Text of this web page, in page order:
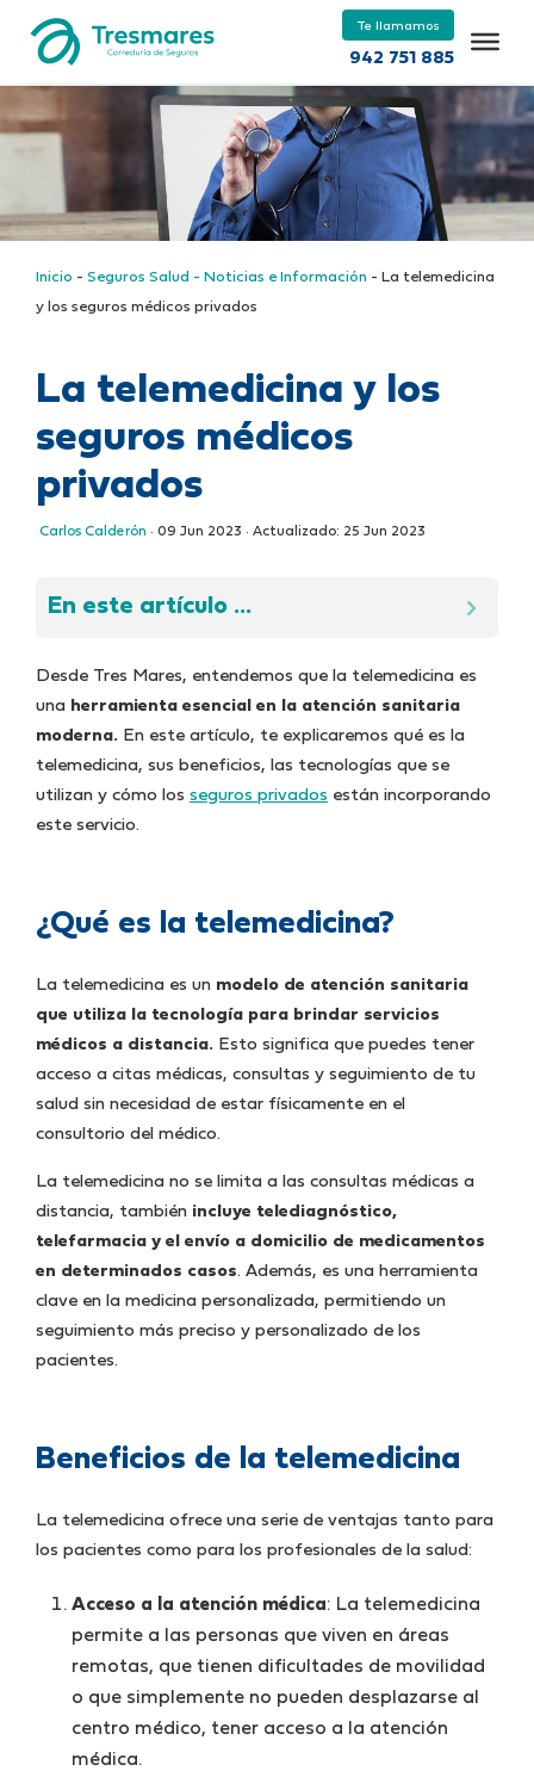
Te llamamos
942 751 885
Inicio - Seguros Salud - Noticias e Información - La telemedicina
y los seguros médicos privados
La telemedicina y los
seguros médicos
privados
Carlos Calderón · 09 Jun 2023 · Actualizado: 25 Jun 2023
En este artículo ...
Desde Tres Mares, entendemos que la telemedicina es
una herramienta esencial en la atención sanitaria
moderna. En este artículo, te explicaremos qué es la
telemedicina, sus beneficios, las tecnologías que se
utilizan y cómo los seguros privados están incorporando
este servicio.
¿Qué es la telemedicina?
La telemedicina es un modelo de atención sanitaria
que utiliza la tecnología para brindar servicios
médicos a distancia. Esto significa que puedes tener
acceso a citas médicas, consultas y seguimiento de tu
salud sin necesidad de estar físicamente en el
consultorio del médico.
La telemedicina no se limita a las consultas médicas a
distancia, también incluye telediagnóstico,
telefarmacia y el envío a domicilio de medicamentos
en determinados casos. Además, es una herramienta
clave en la medicina personalizada, permitiendo un
seguimiento más preciso y personalizado de los
pacientes.
Beneficios de la telemedicina
La telemedicina ofrece una serie de ventajas tanto para
los pacientes como para los profesionales de la salud:
Acceso a la atención médica: La telemedicina
permite a las personas que viven en áreas
remotas, que tienen dificultades de movilidad
o que simplemente no pueden desplazarse al
centro médico, tener acceso a la atención
médica.